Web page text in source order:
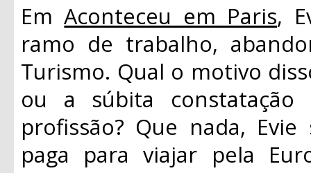
EmAconteceu em Paris,
ramo de trabalho,
Turismo. Qual o motivo
ou a súbita constatação
profissão? Que nada,
paga para viajar pela